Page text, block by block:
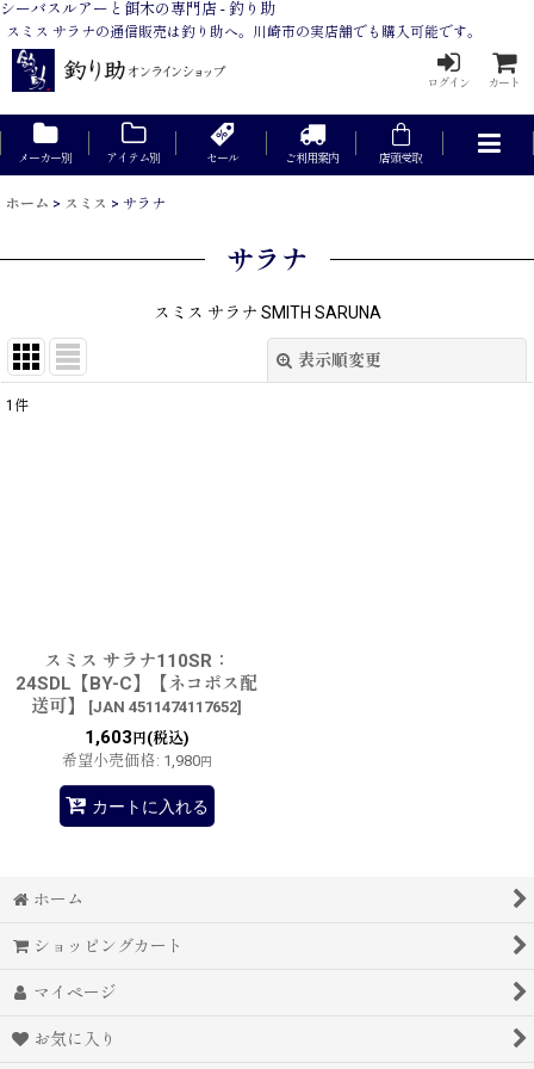
シーバスルアーと餌木の専門店 - 釣り助
スミス サラナの通信販売は釣り助へ。川崎市の実店舗でも購入可能です。
ログイン カート
メーカー別 アイテム別 セール ご利用案内 店頭受取
ホーム > スミス > サラナ
サラナ
スミス サラナ SMITH SARUNA
表示順変更
1 件
スミス サラナ110SR：
24SDL【BY-C】【ネコポス配
送可】
[JAN 4511474117652]
1,603 円(税込)
希望小売価格: 1,980円
カートに入れる
ホーム
ショッピングカート
マイページ
お気に入り